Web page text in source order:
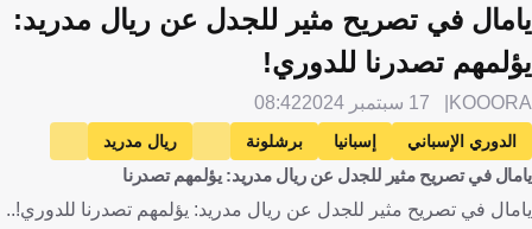
يامال في تصريح مثير للجدل عن ريال مدريد:
يؤلمهم تصدرنا للدوري!
KOOORA 17 سبتمبر 2024 08:42
الدوري الإسباني إسبانيا برشلونة
ريال مدريد
ريال سوسييداد
جيرونا لامين يامال كرة قدميامال في تصريح مثير للجدل عن ريال مدريد: يؤلمهم تصدرنا
يامال في تصريح مثير للجدل عن ريال مدريد: يؤلمهم تصدرنا للدوري!..